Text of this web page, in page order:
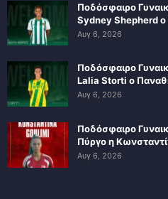
Ποδόσφαιρο
Sydney Shepherd
Αυγ 6, 2026
Ποδόσφαιρο
Lalia Storti ο
Αυγ 6, 2026
Ποδόσφαιρο
Πύργο η
Αυγ 6, 2026